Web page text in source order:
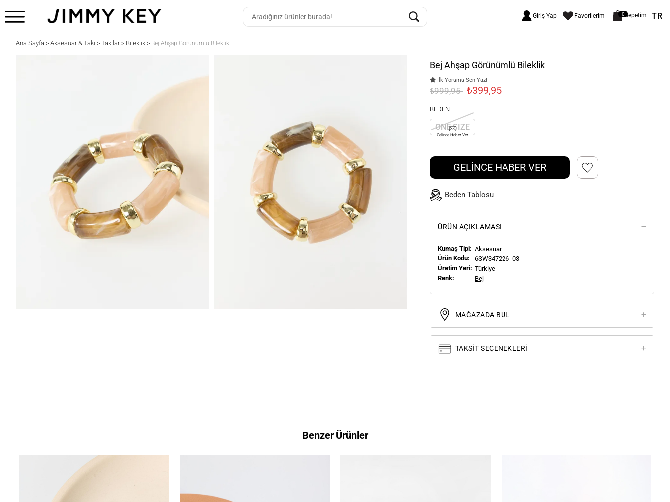
Giriş Yap Favorilerim 0Sepetim TR
Ana Sayfa > Aksesuar & Takı > Takılar> Bileklik > Bej Ahşap Görünümlü Bileklik
Bej Ahşap Görünümlü Bileklik
İlk Yorumu Sen Yaz!
₺999,95 ₺399,95
BEDEN
ONE SIZE
Gelince Haber Ver
GELİNCE HABER VER
Beden Tablosu
ÜRÜN AÇIKLAMASI
Kumaş Tipi: Aksesuar
Ürün Kodu:
6SW347226 -03
Üretim Yeri: Türkiye
Renk:
Bej
MAĞAZADA BUL
TAKSIT SEÇENEKLERI
Benzer Ürünler